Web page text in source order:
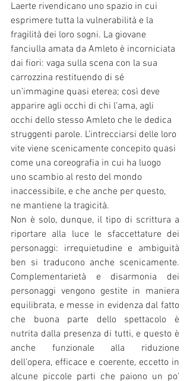
Laerte rivendicano uno spazio in cui
esprimere tutta la vulnerabilità e la
fragilità dei loro sogni. La giovane
fanciulla amata da Amleto è incorniciata
dai fiori: vaga sulla scena con la sua
carrozzina restituendo di sé
un’immagine quasi eterea; così deve
apparire agli occhi di chi l’ama, agli
occhi dello stesso Amleto che le dedica
struggenti parole. L’intrecciarsi delle loro
vite viene scenicamente concepito quasi
come una coreografia in cui ha luogo
uno scambio al resto del mondo
inaccessibile, e che anche per questo,
ne mantiene la tragicità.
Non è solo, dunque, il tipo di scrittura a
riportare alla luce le sfaccettature dei
personaggi: irrequietudine e ambiguità
ben si traducono anche scenicamente.
Complementarietà e disarmonia dei
personaggi vengono gestite in maniera
equilibrata, e messe in evidenza dal fatto
che buona parte dello spettacolo è
nutrita dalla presenza di tutti, e questo è
anche funzionale alla riduzione
dell’opera, efficace e coerente, eccetto in